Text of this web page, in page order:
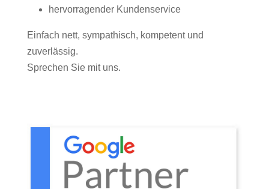
hervorragender Kundenservice
Einfach nett, sympathisch, kompetent und
zuverlässig.
Sprechen Sie mit uns.